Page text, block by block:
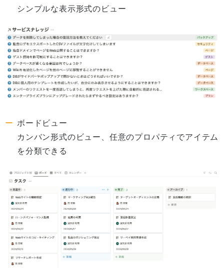
シンプルな表示形式のビュー
ボードビュー
カンバン形式のビュー、任意のプロパティでアイテム
を分類できる